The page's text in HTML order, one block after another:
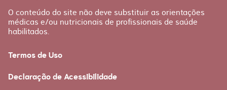
O conteúdo do site não deve substituir as orientações
médicas e/ou nutricionais de profissionais de saúde
habilitados.
Termos de Uso
Declaração de Acessibilidade